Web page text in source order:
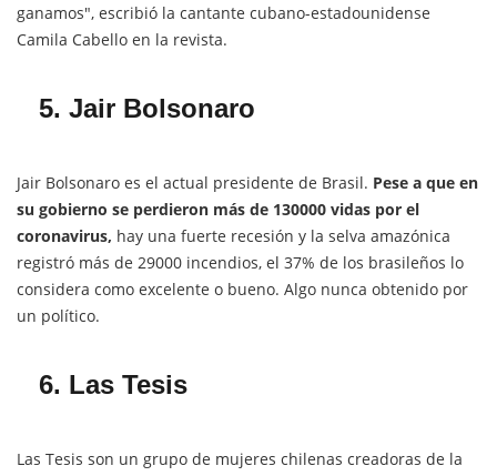
ganamos", escribió la cantante cubano-estadounidense
Camila Cabello en la revista.
5. Jair Bolsonaro
Jair Bolsonaro es el actual presidente de Brasil. Pese a que en
su gobierno se perdieron más de 130000 vidas por el
coronavirus, hay una fuerte recesión y la selva amazónica
registró más de 29000 incendios, el 37% de los brasileños lo
considera como excelente o bueno. Algo nunca obtenido por
un político.
6. Las Tesis
Las Tesis son un grupo de mujeres chilenas creadoras de la